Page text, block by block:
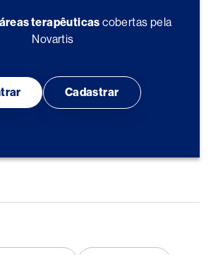
áreas terapêuticas cobertas pela
Novartis
Cadastrar